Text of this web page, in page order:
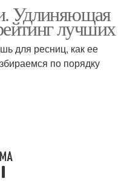
Удлиняющая
лучших
для ресниц, как ее
по порядку